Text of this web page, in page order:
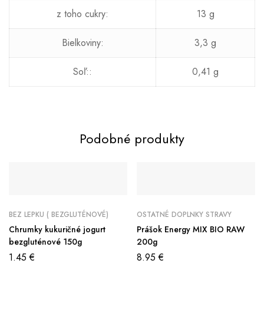
z toho cukry: 13 g
Bielkoviny: 3,3 g
Soľ:: 0,41 g
Podobné produkty
BEZ LEPKU ( BEZGLUTÉNOVÉ)
Chrumky kukuričné jogurt
bezgluténové 150g
1.45€
OSTATNÉ DOPLNKY STRAVY
Prášok Energy MIX BIO RAW
200g
8.95€